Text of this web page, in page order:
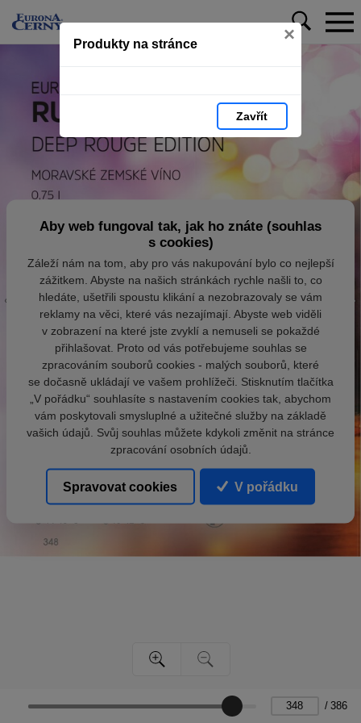
Produkty na stránce ×
Zavřít
/ 386
Aby web fungoval tak, jak ho znáte (souhlas
s cookies)
Záleží nám na tom, aby pro vás nakupování bylo co nejlepší
zážitkem. Abyste na našich stránkách rychle našli to, co
hledáte, ušetřili spoustu klikání a nezobrazovaly se vám
reklamy na věci, které vás nezajímají. Abyste web viděli
v zobrazení na které jste zvyklí a nemuseli se pokaždé
přihlašovat. Proto od vás potřebujeme souhlas se
zpracováním souborů cookies - malých souborů, které
se dočasně ukládají ve vašem prohlížeči. Stisknutím tlačítka
„V pořádku“ souhlasíte s nastavením cookies tak, abychom
vám poskytovali smysluplné a užitečné služby na základě
vašich údajů. Svůj souhlas můžete kdykoli změnit na stránce
zpracování osobních údajů.
Spravovat cookies V pořádku